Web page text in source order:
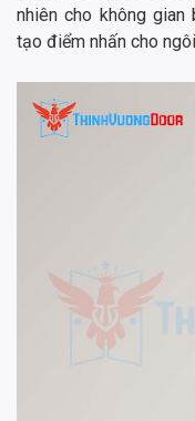
nhiên cho không
tạo điểm nhấn cho